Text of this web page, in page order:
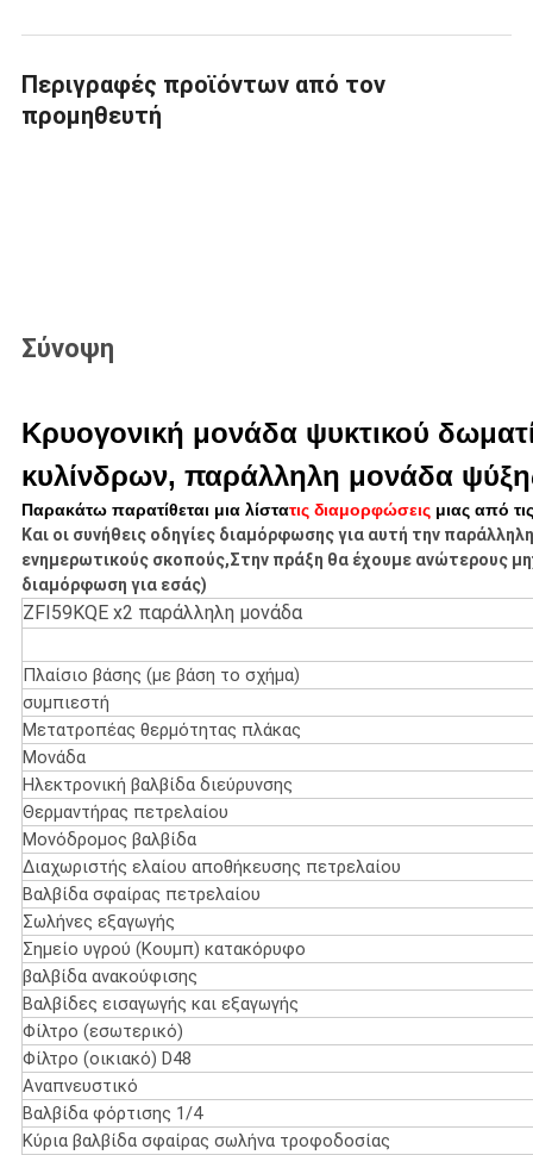
Περιγραφές προϊόντων από τον
προμηθευτή
Σύνοψη
Κρυογονική μονάδα ψυκτικού
κυλίνδρων, παράλληλη μονάδα
Παρακάτω παρατίθεται μια λίστατις διαμορφώσεις μιας από
Και οι συνήθεις οδηγίες διαμόρφωσης για αυτή την
ενημερωτικούς σκοπούς,Στην πράξη θα έχουμε ανώτερους
διαμόρφωση για εσάς)
ZFI59KQE x2 παράλληλη μονάδα
Πλαίσιο βάσης (με βάση το σχήμα)
συμπιεστή
Μετατροπέας θερμότητας πλάκας
Μονάδα
Ηλεκτρονική βαλβίδα διεύρυνσης
Θερμαντήρας πετρελαίου
Μονόδρομος βαλβίδα
Διαχωριστής ελαίου αποθήκευσης πετρελαίου
Βαλβίδα σφαίρας πετρελαίου
Σωλήνες εξαγωγής
Σημείο υγρού (Κουμπ) κατακόρυφο
βαλβίδα ανακούφισης
Βαλβίδες εισαγωγής και εξαγωγής
Φίλτρο (εσωτερικό)
Φίλτρο (οικιακό) D48
Αναπνευστικό
Βαλβίδα φόρτισης 1/4
Κύρια βαλβίδα σφαίρας σωλήνα τροφοδοσίας